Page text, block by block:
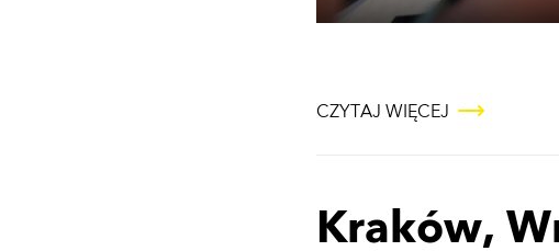
CZYTAJ WIĘCEJ
Kraków,